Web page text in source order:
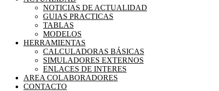
NOTICIAS DE ACTUALIDAD
GUIAS PRACTICAS
TABLAS
MODELOS
HERRAMIENTAS
CALCULADORAS BÁSICAS
SIMULADORES EXTERNOS
ENLACES DE INTERES
AREA COLABORADORES
CONTACTO